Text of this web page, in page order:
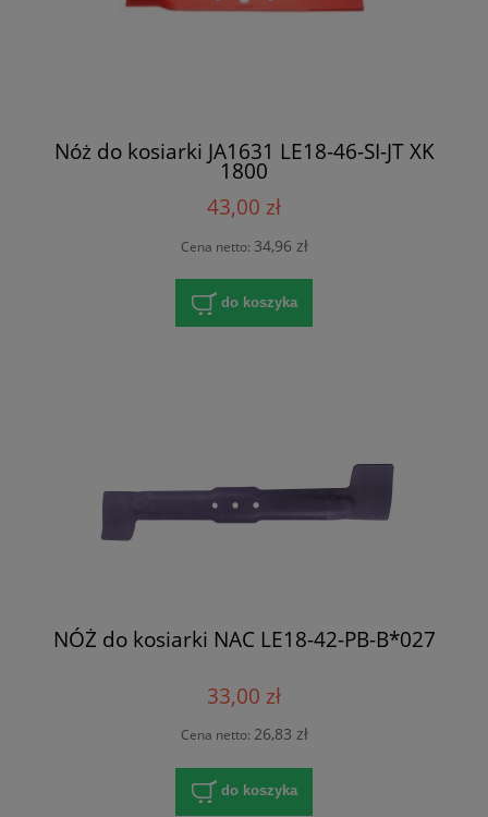
Nóż do kosiarki JA1631 LE18-46-SI-JT XK
1800
43,00 zł
Cena netto: 34,96 zł
do koszyka
NÓŻ do kosiarki NAC LE18-42-PB-B*027
33,00 zł
Cena netto: 26,83 zł
do koszyka